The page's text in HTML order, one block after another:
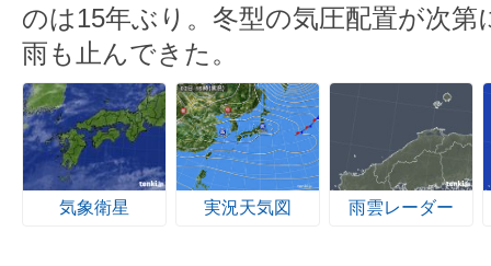
のは15年ぶり。冬型の気圧配置が次第
雨も止んできた。
気象衛星 実況天気図 雨雲レーダー